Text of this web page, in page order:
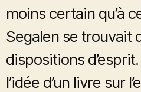
moins certain qu’à
Segalen se trouvait
dispositions
l’idée d’un livre sur